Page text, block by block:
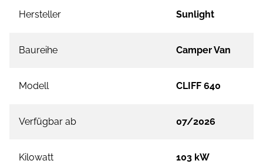
Hersteller Sunlight
Baureihe Camper Van
Modell CLIFF 640
Verfügbar ab 07/2026
Kilowatt 103 kW